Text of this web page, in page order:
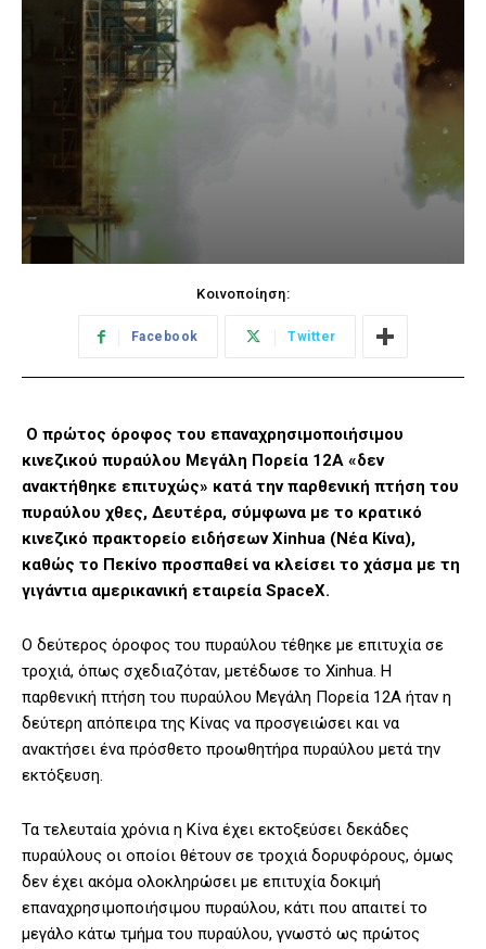
Κοινοποίηση:
Facebook Twitter
Ο πρώτος όροφος του επαναχρησιμοποιήσιμου
κινεζικού πυραύλου Μεγάλη Πορεία 12Α «δεν
ανακτήθηκε επιτυχώς» κατά την παρθενική πτήση του
πυραύλου χθες, Δευτέρα, σύμφωνα με το κρατικό
κινεζικό πρακτορείο ειδήσεων Xinhua (Νέα Κίνα),
καθώς το Πεκίνο προσπαθεί να κλείσει το χάσμα με τη
γιγάντια αμερικανική εταιρεία SpaceX.
Ο δεύτερος όροφος του πυραύλου τέθηκε με επιτυχία σε
τροχιά, όπως σχεδιαζόταν, μετέδωσε το Xinhua. Η
παρθενική πτήση του πυραύλου Μεγάλη Πορεία 12Α ήταν η
δεύτερη απόπειρα της Κίνας να προσγειώσει και να
ανακτήσει ένα πρόσθετο προωθητήρα πυραύλου μετά την
εκτόξευση.
Τα τελευταία χρόνια η Κίνα έχει εκτοξεύσει δεκάδες
πυραύλους οι οποίοι θέτουν σε τροχιά δορυφόρους, όμως
δεν έχει ακόμα ολοκληρώσει με επιτυχία δοκιμή
επαναχρησιμοποιήσιμου πυραύλου, κάτι που απαιτεί το
μεγάλο κάτω τμήμα του πυραύλου, γνωστό ως πρώτος